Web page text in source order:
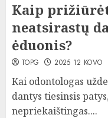
Kaip
neatsirastų
ėduonis?
TOPG 2025 12 KOVO
Kai odontologas
dantys tiesinsis
nepriekaištingas....